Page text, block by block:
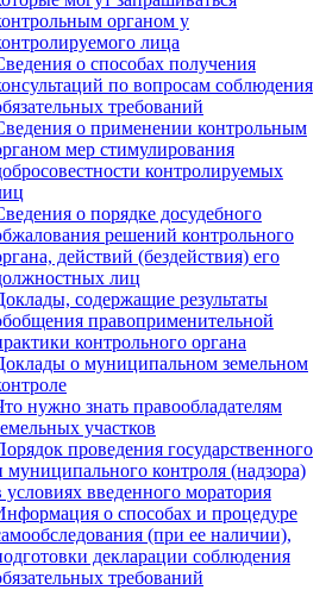
органом у
лица
о способах получения
по вопросам соблюдения
требований
о применении контрольным
мер стимулирования
контролируемых
о порядке досудебного
решений контрольного
действий (бездействия) его
лиц
содержащие результаты
правоприменительной
контрольного органа
о муниципальном земельном
нужно знать правообладателям
участков
проведения государственного
муниципального контроля (надзора)
условиях введенного моратория
о способах и процедуре
(при ее наличии),
декларации соблюдения
требований